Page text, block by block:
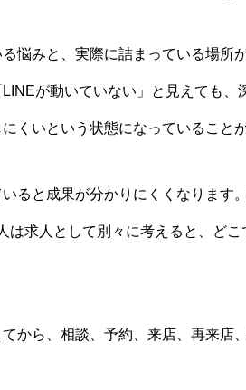
悩みと、実際に詰まっている場所
が動いていない」と見えても、
くいという状態になっていること
ると成果が分かりにくくなります
は求人として別々に考えると、どこ
から、相談、予約、来店、再来店